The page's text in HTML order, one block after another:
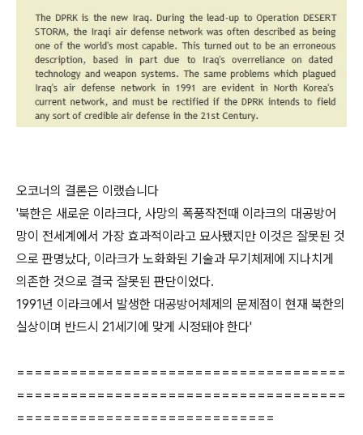
오코너의 결론은 이랬습니다
'북한은 새로운 이라크다, 사망의 폭풍작전때 이라크의 대공방어
망이 전세계에서 가장 효과적이라고 묘사됐지만 이것은 잘못된 것
으로 판명났다, 이라크가 노화화된 기술과 무기체제에 지나치게
의존한 것으로 결국 잘못된 판단이었다.
1991년 이라크에서 발생한 대공방어체제의 문제점이 현재 북한의
실상이며 반드시 21세기에 맞게 시정돼야 한다'
=====================================
=====================================
=============================